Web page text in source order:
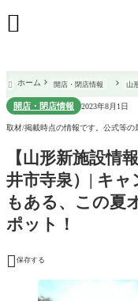

 ホーム 開店・閉店情報 山
開店・閉店情報 2023年8月1日
取材/掲載時点の情報です。公式等の
【山形新施設情
井市寺泉）| キ
もある、この夏
ポット！
 保存する